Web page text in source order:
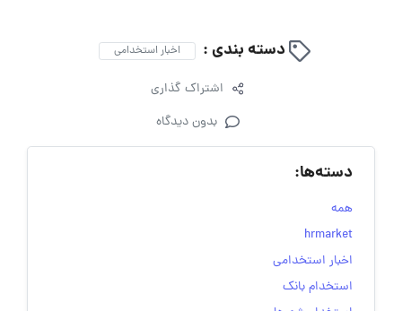
دسته بندی : اخبار استخدامی
اشتراک گذاری
بدون دیدگاه
دسته‌ها:
همه
hrmarket
اخبار استخدامی
استخدام بانک